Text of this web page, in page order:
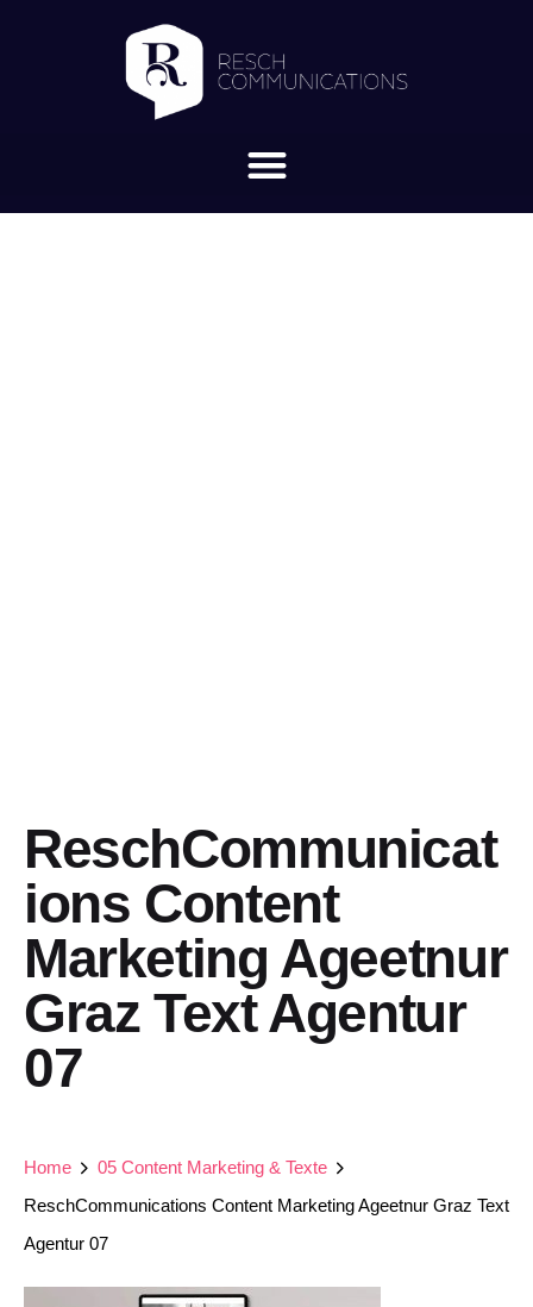
ReschCommunicat
ions Content
Marketing Ageetnur
Graz Text Agentur
07
Home
05 Content Marketing & Texte
ReschCommunications Content Marketing Ageetnur Graz Text
Agentur 07